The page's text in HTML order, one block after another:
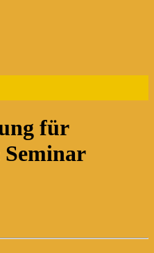
für